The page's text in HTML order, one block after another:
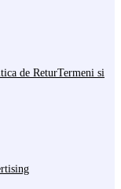
de ReturTermeni si